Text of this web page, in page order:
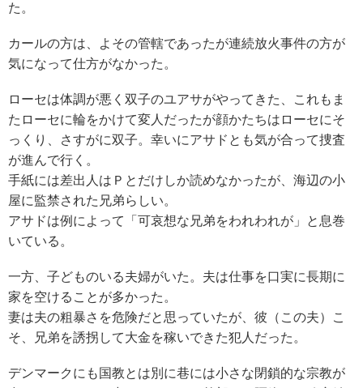
た。
カールの方は、よその管轄であったが連続放火事件の方が
気になって仕方がなかった。
ローセは体調が悪く双子のユアサがやってきた、これもま
たローセに輪をかけて変人だったが顔かたちはローセにそ
っくり、さすがに双子。幸いにアサドとも気が合って捜査
が進んで行く。
手紙には差出人はＰとだけしか読めなかったが、海辺の小
屋に監禁された兄弟らしい。
アサドは例によって「可哀想な兄弟をわれわれが」と息巻
いている。
一方、子どものいる夫婦がいた。夫は仕事を口実に長期に
家を空けることが多かった。
妻は夫の粗暴さを危険だと思っていたが、彼（この夫）こ
そ、兄弟を誘拐して大金を稼いできた犯人だった。
デンマークにも国教とは別に巷には小さな閉鎖的な宗教が